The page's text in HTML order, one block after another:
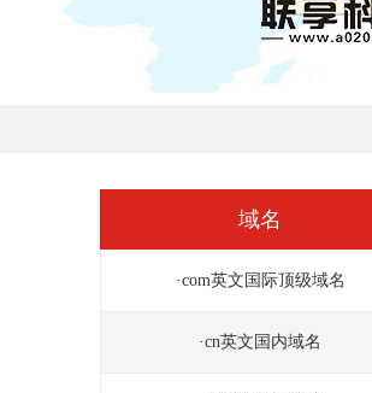
好记的域名才利于传播，因
域名
·com英文国际顶级域名
·cn英文国内域名